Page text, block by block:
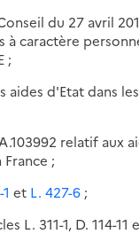
du 27 avril
caractère
;
d'Etat dans
relatif aux
;
et L. 427-6 ;
L. 311-1, D. 114-11